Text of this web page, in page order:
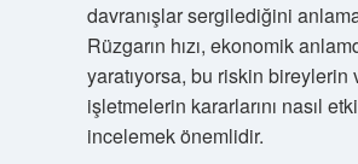
davranışlar sergilediğini
Rüzgarın hızı, ekonomik
yaratıyorsa, bu riskin bireylerin
işletmelerin kararlarını nasıl
incelemek önemlidir.